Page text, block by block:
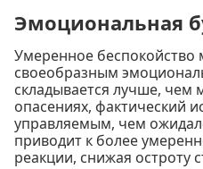
Эмоциональная
Умеренное беспокойство
своеобразным
складывается лучше, чем
опасениях, фактический
управляемым, чем
приводит к более
реакции, снижая остроту